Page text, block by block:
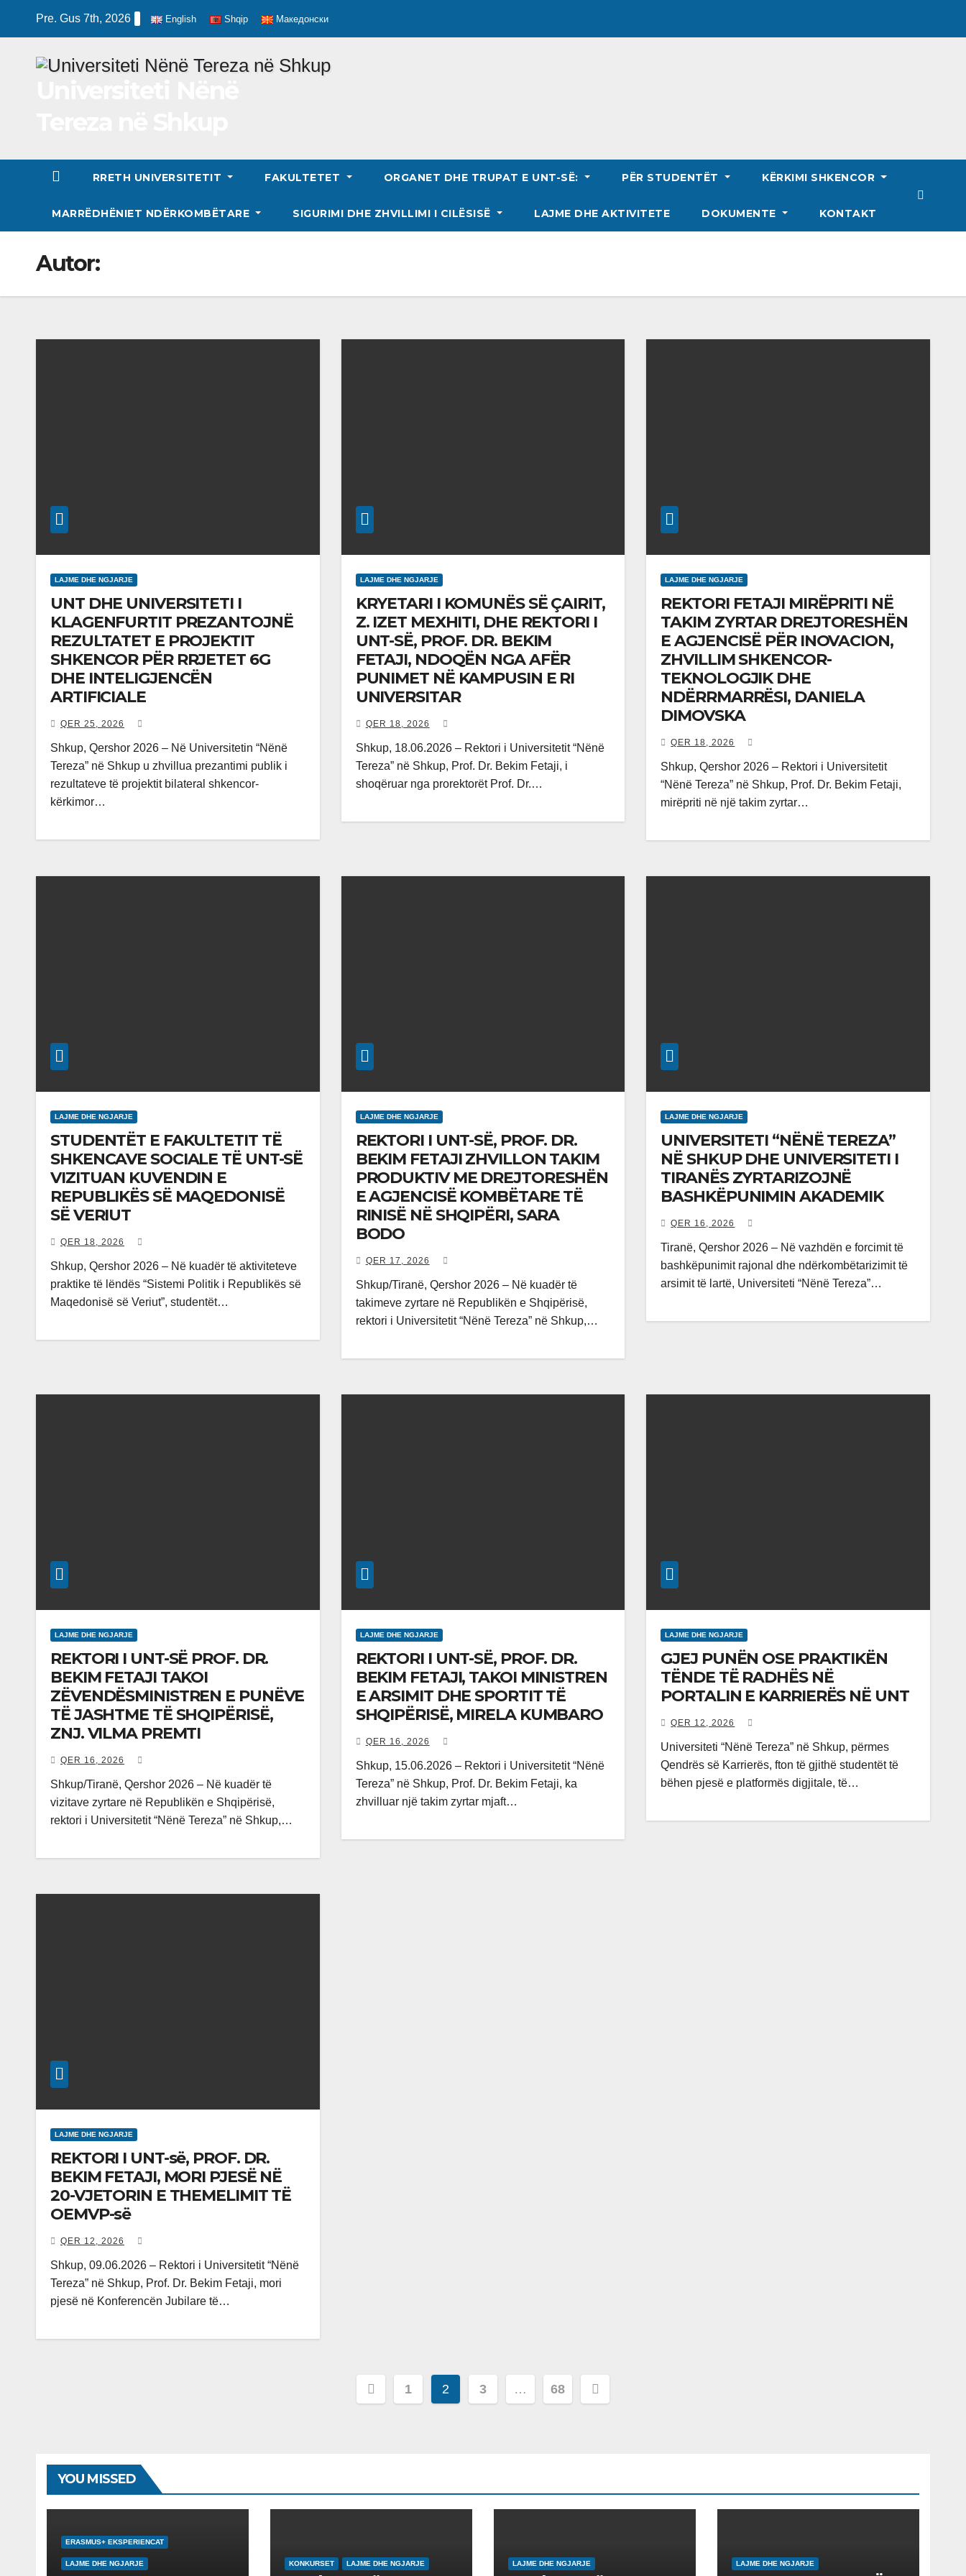
Pre. Gus 7th, 2026 English Shqip Македонски
RRETH UNIVERSITETIT FAKULTETET ORGANET DHE TRUPAT E UNT-SË: PËR STUDENTËT KËRKIMI SHKENCOR
MARRËDHËNIET NDËRKOMBËTARE SIGURIMI DHE ZHVILLIMI I CILËSISË LAJME DHE AKTIVITETE DOKUMENTE KONTAKT
Autor:
LAJME DHE NGJARJE
UNT DHE UNIVERSITETI I
KLAGENFURTIT PREZANTOJNË
REZULTATET E PROJEKTIT
SHKENCOR PËR RRJETET 6G
DHE INTELIGJENCËN
ARTIFICIALE
QER 25, 2026
Shkup, Qershor 2026 – Në Universitetin “Nënë
Tereza” në Shkup u zhvillua prezantimi publik i
rezultateve të projektit bilateral shkencor-
kërkimor…
LAJME DHE NGJARJE
KRYETARI I KOMUNËS SË ÇAIRIT,
Z. IZET MEXHITI, DHE REKTORI I
UNT-SË, PROF. DR. BEKIM
FETAJI, NDOQËN NGA AFËR
PUNIMET NË KAMPUSIN E RI
UNIVERSITAR
QER 18, 2026
Shkup, 18.06.2026 – Rektori i Universitetit “Nënë
Tereza” në Shkup, Prof. Dr. Bekim Fetaji, i
shoqëruar nga prorektorët Prof. Dr.…
LAJME DHE NGJARJE
REKTORI FETAJI MIRËPRITI NË
TAKIM ZYRTAR DREJTORESHËN
E AGJENCISË PËR INOVACION,
ZHVILLIM SHKENCOR-
TEKNOLOGJIK DHE
NDËRRMARRËSI, DANIELA
DIMOVSKA
QER 18, 2026
Shkup, Qershor 2026 – Rektori i Universitetit
“Nënë Tereza” në Shkup, Prof. Dr. Bekim Fetaji,
mirëpriti në një takim zyrtar…
LAJME DHE NGJARJE
STUDENTËT E FAKULTETIT TË
SHKENCAVE SOCIALE TË UNT-SË
VIZITUAN KUVENDIN E
REPUBLIKËS SË MAQEDONISË
SË VERIUT
QER 18, 2026
Shkup, Qershor 2026 – Në kuadër të aktiviteteve
praktike të lëndës “Sistemi Politik i Republikës së
Maqedonisë së Veriut”, studentët…
LAJME DHE NGJARJE
REKTORI I UNT-SË, PROF. DR.
BEKIM FETAJI ZHVILLON TAKIM
PRODUKTIV ME DREJTORESHËN
E AGJENCISË KOMBËTARE TË
RINISË NË SHQIPËRI, SARA
BODO
QER 17, 2026
Shkup/Tiranë, Qershor 2026 – Në kuadër të
takimeve zyrtare në Republikën e Shqipërisë,
rektori i Universitetit “Nënë Tereza” në Shkup,…
LAJME DHE NGJARJE
UNIVERSITETI “NËNË TEREZA”
NË SHKUP DHE UNIVERSITETI I
TIRANËS ZYRTARIZOJNË
BASHKËPUNIMIN AKADEMIK
QER 16, 2026
Tiranë, Qershor 2026 – Në vazhdën e forcimit të
bashkëpunimit rajonal dhe ndërkombëtarizimit të
arsimit të lartë, Universiteti “Nënë Tereza”…
LAJME DHE NGJARJE
REKTORI I UNT-SË PROF. DR.
BEKIM FETAJI TAKOI
ZËVENDËSMINISTREN E PUNËVE
TË JASHTME TË SHQIPËRISË,
ZNJ. VILMA PREMTI
QER 16, 2026
Shkup/Tiranë, Qershor 2026 – Në kuadër të
vizitave zyrtare në Republikën e Shqipërisë,
rektori i Universitetit “Nënë Tereza” në Shkup,…
LAJME DHE NGJARJE
REKTORI I UNT-SË, PROF. DR.
BEKIM FETAJI, TAKOI MINISTREN
E ARSIMIT DHE SPORTIT TË
SHQIPËRISË, MIRELA KUMBARO
QER 16, 2026
​Shkup, 15.06.2026 – Rektori i Universitetit “Nënë
Tereza” në Shkup, Prof. Dr. Bekim Fetaji, ka
zhvilluar një takim zyrtar mjaft…
LAJME DHE NGJARJE
GJEJ PUNËN OSE PRAKTIKËN
TËNDE TË RADHËS NË
PORTALIN E KARRIERËS NË UNT
QER 12, 2026
Universiteti “Nënë Tereza” në Shkup, përmes
Qendrës së Karrierës, fton të gjithë studentët të
bëhen pjesë e platformës digjitale, të…
LAJME DHE NGJARJE
REKTORI I UNT-së, PROF. DR.
BEKIM FETAJI, MORI PJESË NË
20-VJETORIN E THEMELIMIT TË
OEMVP-së
QER 12, 2026
Shkup, 09.06.2026 – Rektori i Universitetit “Nënë
Tereza” në Shkup, Prof. Dr. Bekim Fetaji, mori
pjesë në Konferencën Jubilare të…
Lëvizje
1 2 3 … 68
YOU MISSED
ERASMUS+ EKSPERIENCAT
LAJME DHE NGJARJE KONKURSET LAJME DHE NGJARJE LAJME DHE NGJARJE LAJME DHE NGJARJE